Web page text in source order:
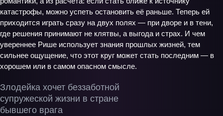
Злодейка хочет беззаботной
супружеской жизни в стране
бывшего врага
катастрофы, можно успеть остановить её раньше. Теперь ей
приходится играть сразу на двух полях — при дворе и в тени,
где решения принимают не клятвы, а выгода и страх. И чем
увереннее Рише использует знания прошлых жизней, тем
сильнее ощущение, что этот круг может стать последним — в
хорошем или в самом опасном смысле.